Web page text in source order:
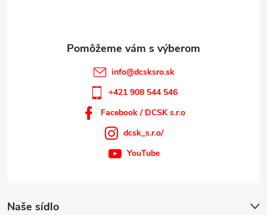
Naše sídlo
info@dcsksro.sk
+421 908 544 546
Facebook / DCSK s.r.o
dcsk_s.r.o/
YouTube